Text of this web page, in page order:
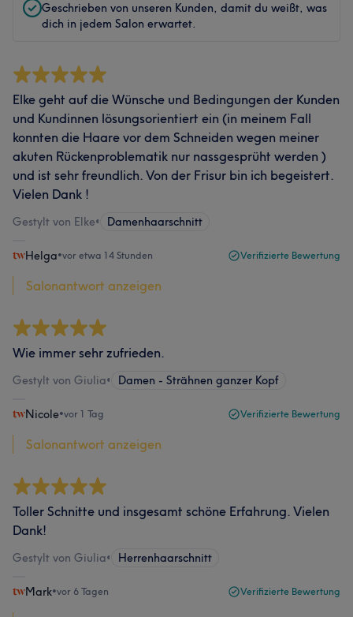
Geschrieben von unseren Kunden, damit du weißt, was
dich in jedem Salon erwartet.
Elke geht auf die Wünsche und Bedingungen der Kunden
und Kundinnen lösungsorientiert ein (in meinem Fall
konnten die Haare vor dem Schneiden wegen meiner
akuten Rückenproblematik nur nassgesprüht werden )
und ist sehr freundlich. Von der Frisur bin ich begeistert.
Vielen Dank !
Gestylt von Elke• Damenhaarschnitt
Helga•vor etwa 14 Stunden Verifizierte Bewertung
Salonantwort anzeigen
Wie immer sehr zufrieden.
Gestylt von Giulia• Damen - Strähnen ganzer Kopf
Nicole•vor 1 Tag Verifizierte Bewertung
Salonantwort anzeigen
Toller Schnitte und insgesamt schöne Erfahrung. Vielen
Dank!
Gestylt von Giulia• Herrenhaarschnitt
Mark•vor 6 Tagen Verifizierte Bewertung